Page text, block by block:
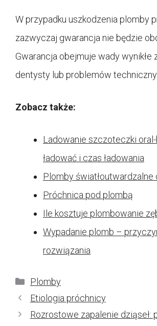
W przypadku uszkodzenia plomby
zazwyczaj gwarancja nie będzie
Gwarancja obejmuje wady wynikłe
dentysty lub problemów
Zobacz także:
Ladowanie szczoteczki
ładować i czas ładowania
Plomby światłoutwardzalne
Próchnica pod plombą
Ile kosztuje plombowanie
Wypadanie plomb –
rozwiązania
Kategorie
Plomby
Etiologia próchnicy
Rozrostowe zapalenie dziąseł: